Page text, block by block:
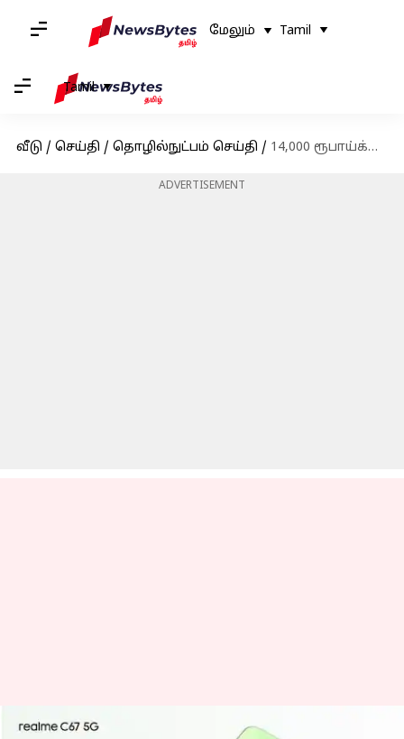
மேலும் Tamil
Tamil
வீடு / செய்தி / தொழில்நுட்பம் செய்தி / 14,000 ரூபாய்க்கு இந்தியாவில் வெளியானது ரியல்மி C67 5G ஸ்மார்ட்போன்
ADVERTISEMENT
14,000 ரூபாய்க்கு